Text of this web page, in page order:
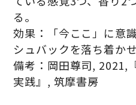
る。
効果：「今ここ」に意
シュバックを落ち着かせ
備考：岡田尊司, 2021,
実践』, 筑摩書房